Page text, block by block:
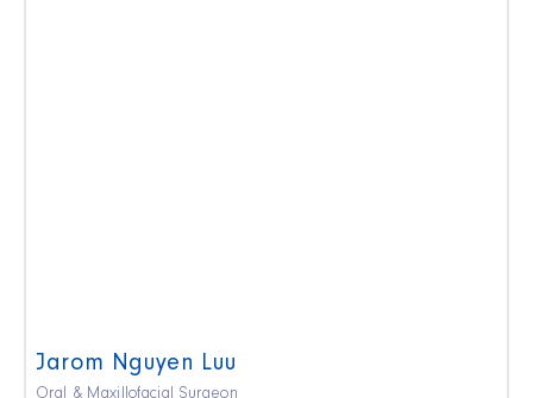
Jarom Nguyen Luu